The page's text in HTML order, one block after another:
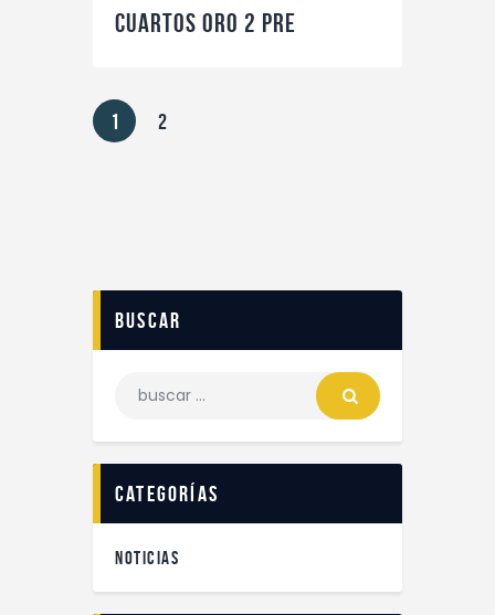
Cuartos Oro 2 pre
1 2
buscar
categorías
NOTICIAS